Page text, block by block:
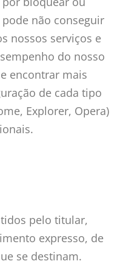
não conseguir
nossos serviços e
do nosso
encontrar mais
de cada tipo
Explorer, Opera)
pelo titular,
expresso, de
se destinam.